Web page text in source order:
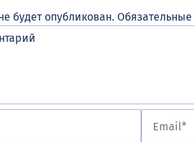
будет опубликован.